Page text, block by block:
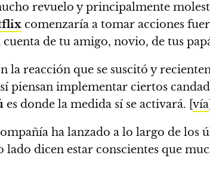
revuelo y principalmente
comenzaría a tomar acciones
de tu amigo, novio, de tus
la reacción que se suscitó y
piensan implementar ciertos
es donde la medida sí se activará. [ vía
ha lanzado a lo largo de
lado dicen estar conscientes que